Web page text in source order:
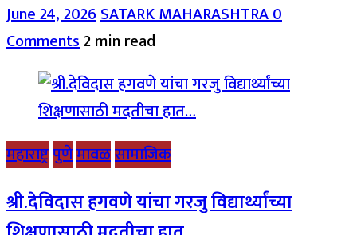
June 24, 2026SATARK MAHARASHTRA0
Comments2 min read
महाराष्ट्रपुणेमावळसामाजिक
श्री.देविदास हगवणे यांचा गरजु विद्यार्थ्यांच्या